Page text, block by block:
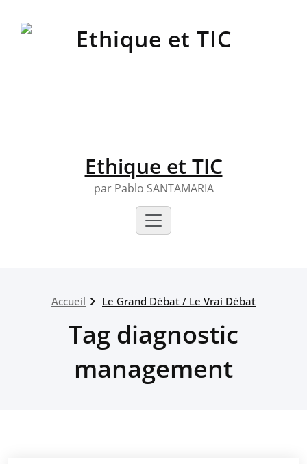
Ethique et TIC
par Pablo SANTAMARIA
Accueil Le Grand Débat / Le Vrai Débat
Tag diagnostic
management